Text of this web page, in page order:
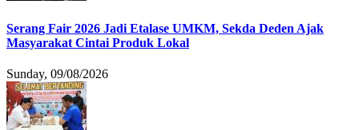
Serang Fair 2026 Jadi Etalase UMKM, Sekda Deden Ajak
Masyarakat Cintai Produk Lokal
Sunday, 09/08/2026